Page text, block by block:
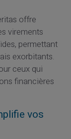
offre
virements
permettant
exorbitants.
ceux qui
financières
vos